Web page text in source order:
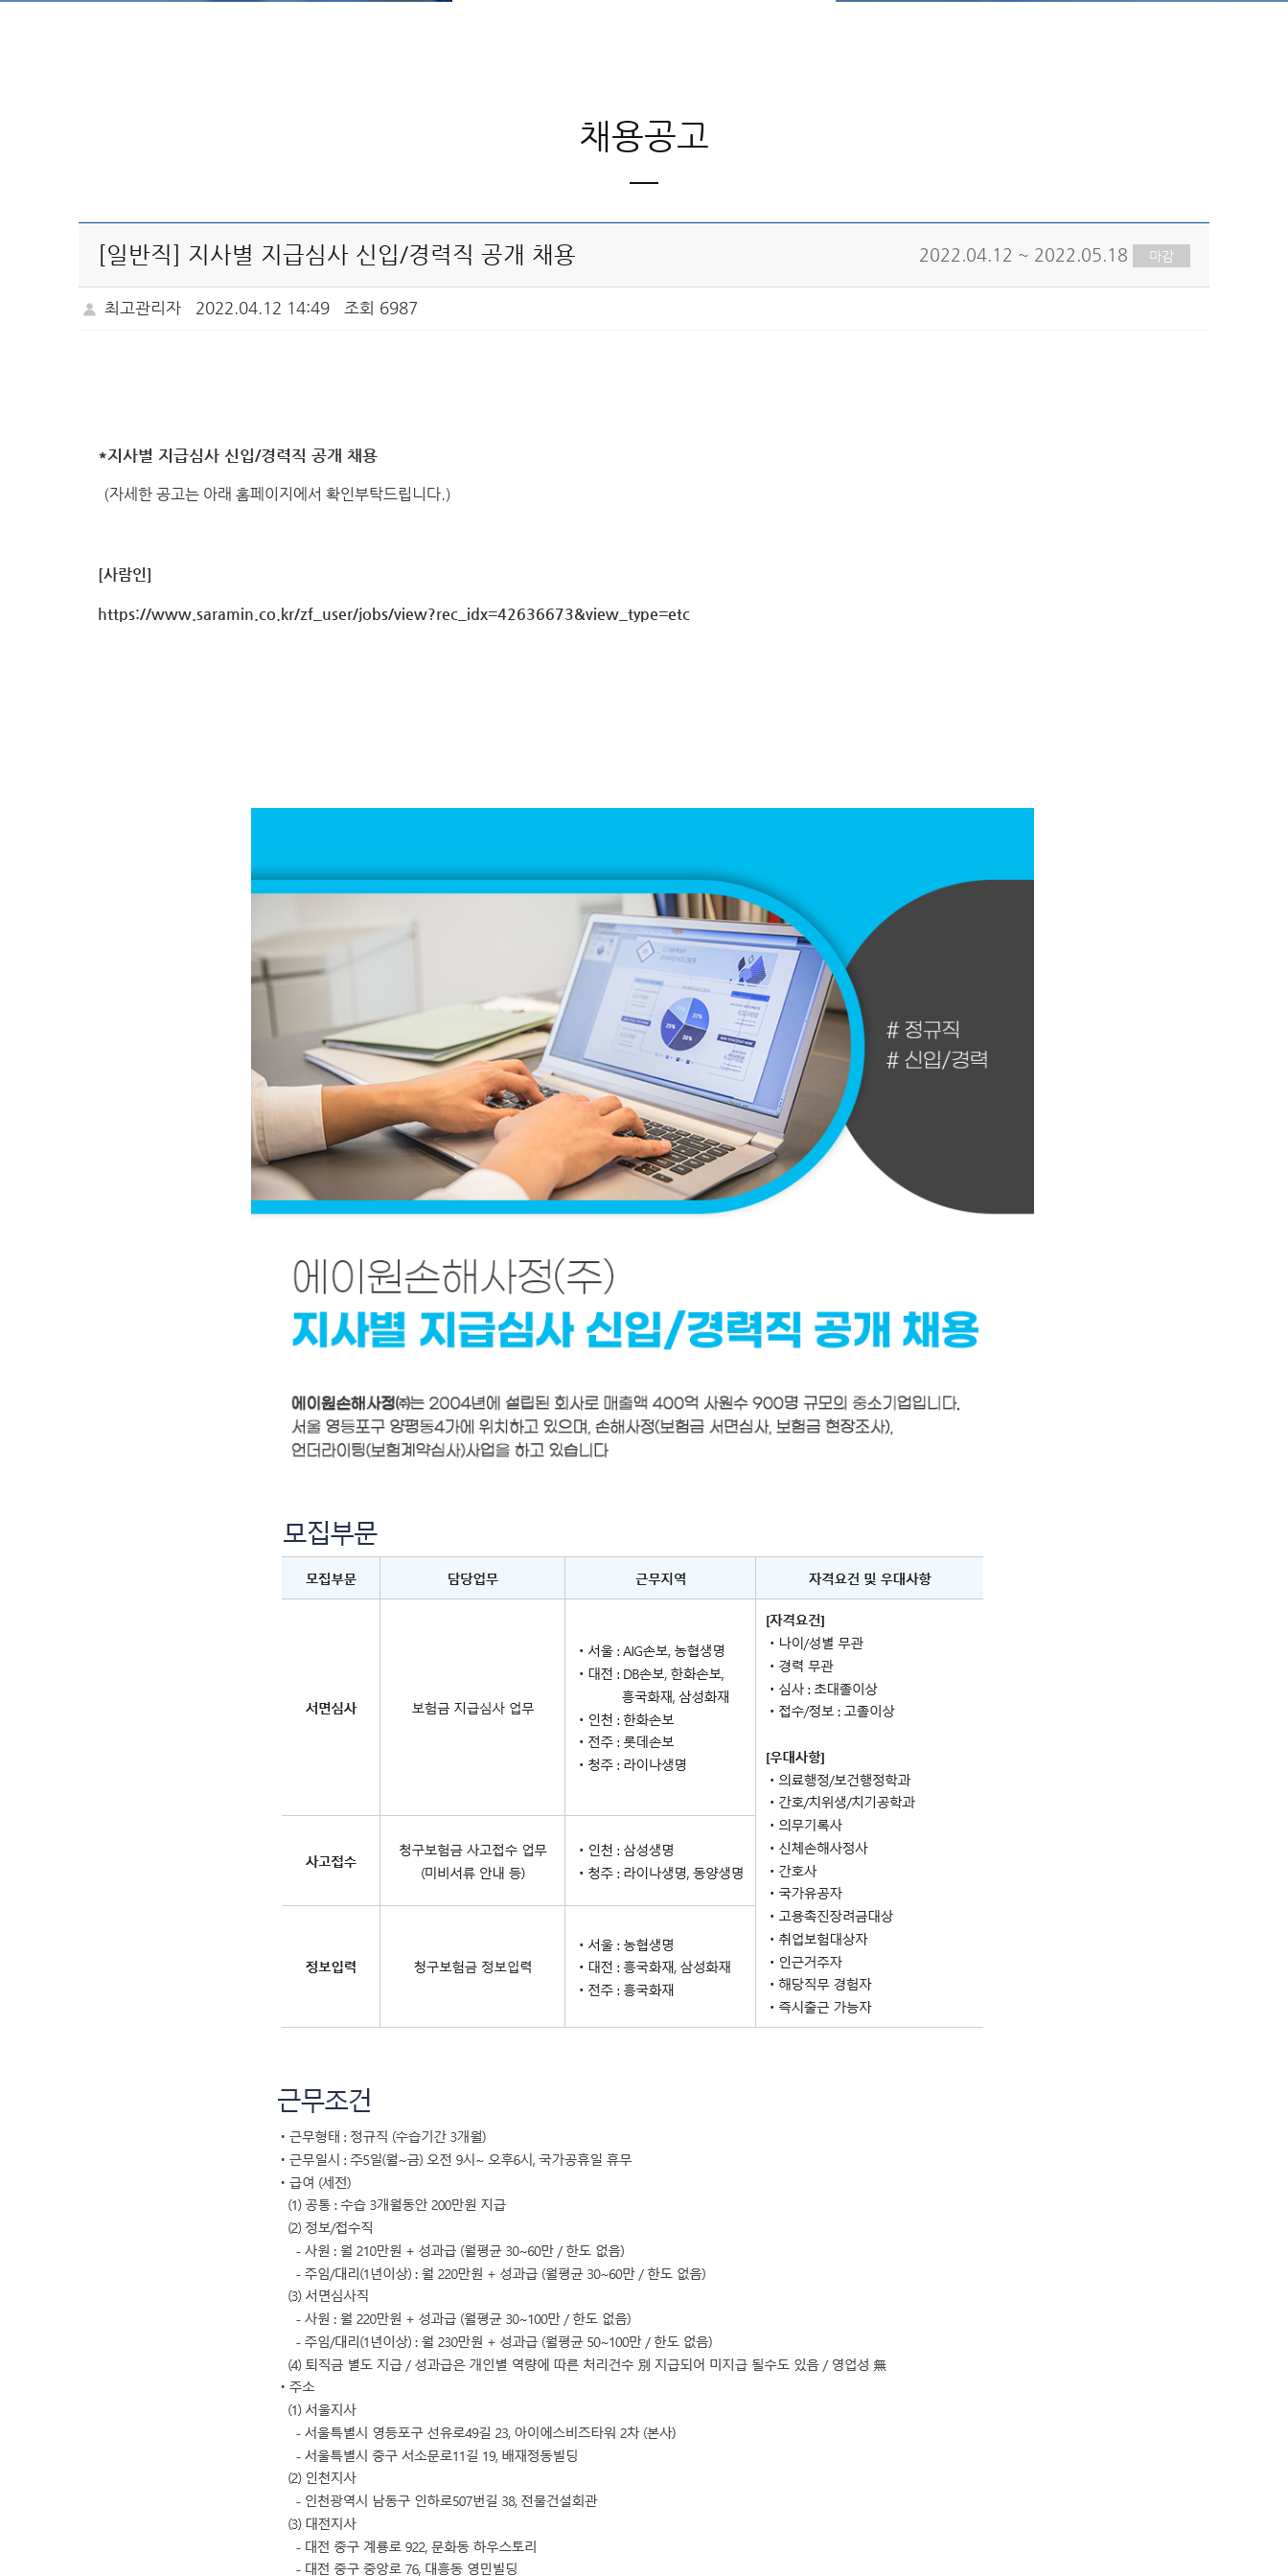
채용공고
[일반직] 지사별 지급심사 신입/경력직 공개 채용 2022.04.12 ~ 2022.05.18 마감
최고관리자 2022.04.12 14:49 조회 6987
*지사별 지급심사 신입/경력직 공개 채용
(자세한 공고는 아래 홈페이지에서 확인부탁드립니다.)
[사람인]
https://www.saramin.co.kr/zf_user/jobs/view?rec_idx=42636673&view_type=etc